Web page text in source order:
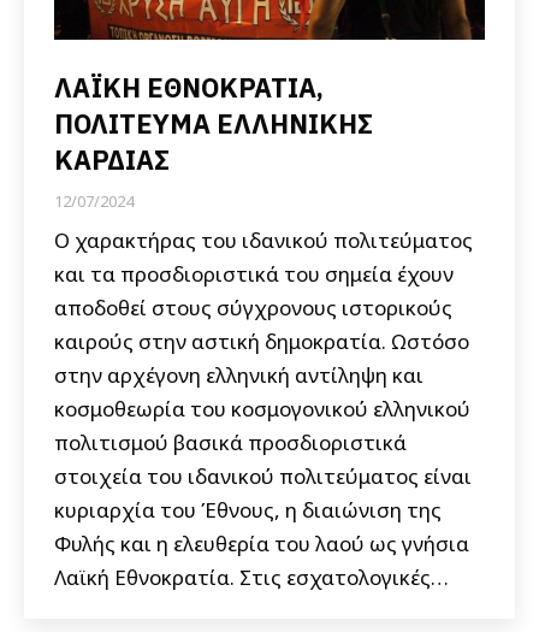
ΛΑΪΚΗ ΕΘΝΟΚΡΑΤΙΑ,
ΠΟΛΙΤΕΥΜΑ ΕΛΛΗΝΙΚΗΣ
ΚΑΡΔΙΑΣ
12/07/2024
Ο χαρακτήρας του ιδανικού πολιτεύματος
και τα προσδιοριστικά του σημεία έχουν
αποδοθεί στους σύγχρονους ιστορικούς
καιρούς στην αστική δημοκρατία. Ωστόσο
στην αρχέγονη ελληνική αντίληψη και
κοσμοθεωρία του κοσμογονικού ελληνικού
πολιτισμού βασικά προσδιοριστικά
στοιχεία του ιδανικού πολιτεύματος είναι
κυριαρχία του Έθνους, η διαιώνιση της
Φυλής και η ελευθερία του λαού ως γνήσια
Λαϊκή Εθνοκρατία. Στις εσχατολογικές…